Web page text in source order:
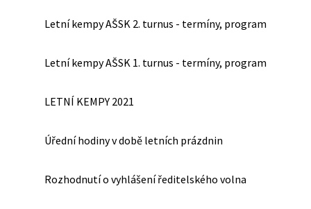
Letní kempy AŠSK 2. turnus - termíny, program
Letní kempy AŠSK 1. turnus - termíny, program
LETNÍ KEMPY 2021
Úřední hodiny v době letních prázdnin
Rozhodnutí o vyhlášení ředitelského volna